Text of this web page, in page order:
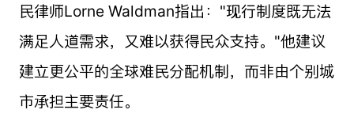
民律师Lorne Waldman指出："现行制度既无法
满足人道需求，又难以获得民众支持。"他建议
建立更公平的全球难民分配机制，而非由个别城
市承担主要责任。